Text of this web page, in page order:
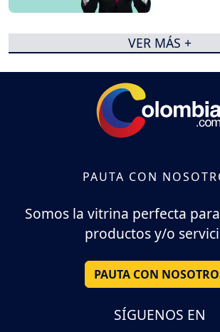
VER MÁS +
PAUTA CON
Somos la vitrina perfecta
productos y/o
PAUTA CON
SÍGUENOS EN